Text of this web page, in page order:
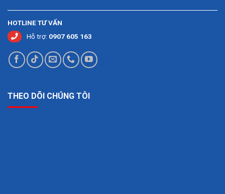
HOTLINE TƯ VẤN
Hỗ trợ: 0907 605 163
THEO DÕI CHÚNG TÔI